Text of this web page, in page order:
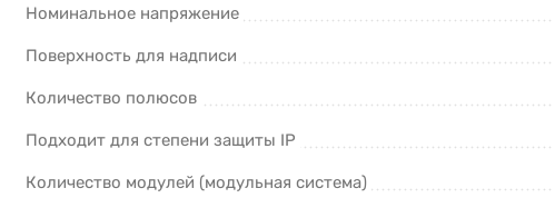
Номинальное напряжение
Поверхность для надписи
Количество полюсов
Подходит для степени защиты IP
Количество модулей (модульная система)